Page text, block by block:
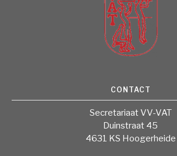
CONTACT
Secretariaat VV-VAT
Duinstraat 45
4631 KS Hoogerheide